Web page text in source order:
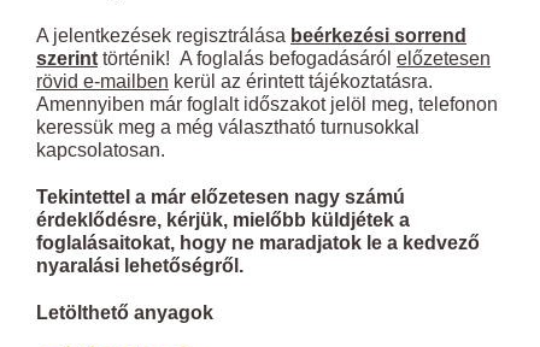
A jelentkezések regisztrálása beérkezési sorrend
szerint történik! A foglalás befogadásáról előzetesen
rövid e-mailben kerül az érintett tájékoztatásra.
Amennyiben már foglalt időszakot jelöl meg, telefonon
keressük meg a még választható turnusokkal
kapcsolatosan.
Tekintettel a már előzetesen nagy számú
érdeklődésre, kérjük, mielőbb küldjétek a
foglalásaitokat, hogy ne maradjatok le a kedvező
nyaralási lehetőségről.
Letölthető anyagok